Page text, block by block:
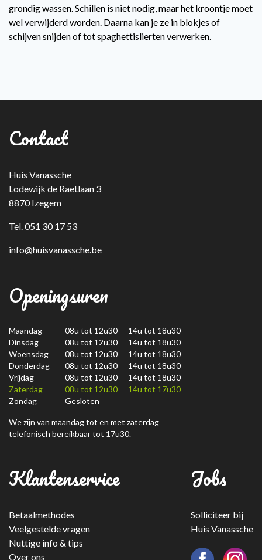
grondig wassen. Schillen is niet nodig, maar het kroontje moet
wel verwijderd worden. Daarna kan je ze in blokjes of
schijven snijden of tot spaghettislierten verwerken.
Contact
Huis Vanassche
Lodewijk de Raetlaan 3
8870 Izegem
Tel. 051 30 17 53
info@huisvanassche.be
Openingsuren
Maandag
08u tot 12u30 14u tot 18u30
Dinsdag
08u tot 12u30 14u tot 18u30
Woensdag
08u tot 12u30 14u tot 18u30
Donderdag
08u tot 12u30 14u tot 18u30
Vrijdag
08u tot 12u30 14u tot 18u30
Zaterdag
08u tot 12u30 14u tot 17u30
Zondag
Gesloten
We zijn van maandag tot en met zaterdag
telefonisch bereikbaar tot 17u30.
Klantenservice
Betaalmethodes
Veelgestelde vragen
Nuttige info & tips
Over ons
Jobs
Solliciteer bij
Huis Vanassche